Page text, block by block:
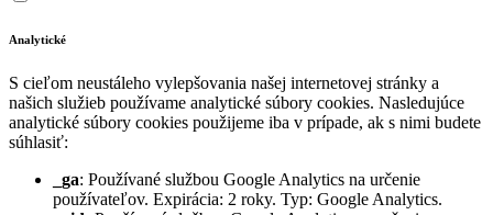
Analytické
S cieľom neustáleho vylepšovania našej internetovej stránky a
našich služieb používame analytické súbory cookies. Nasledujúce
analytické súbory cookies použijeme iba v prípade, ak s nimi budete
súhlasiť:
_ga: Používané službou Google Analytics na určenie
používateľov. Expirácia: 2 roky. Typ: Google Analytics.